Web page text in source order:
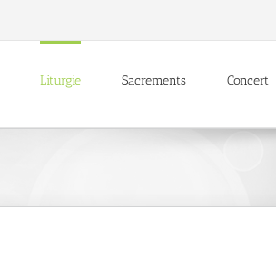
Liturgie Sacrements Concert